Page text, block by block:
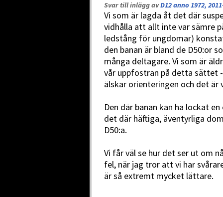
Svar till inlägg avD12 anno 1972,
Vi som är lagda åt det där
vidhålla att allt inte var sämre
ledstång för ungdomar)
den banan är bland de D50:or
många deltagare. Vi som är
vår uppfostran på detta sättet
älskar orienteringen och det är
Den där banan kan ha lockat
det där häftiga, äventyrliga
D50:a.
Vi får väl se hur det ser ut om
fel, när jag tror att vi har
är så extremt mycket lättare.